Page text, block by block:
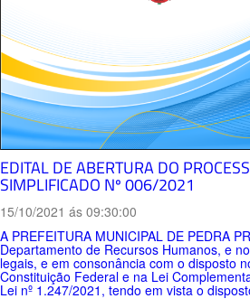
EDITAL DE ABERTURA DO
SIMPLIFICADO Nº 006/2021
15/10/2021 ás 09:30:00
A PREFEITURA MUNICIPAL DE PEDRA
Departamento de Recursos Humanos, e
legais, e em consonância com o disposto
Constituição Federal e na Lei
Lei nº 1.247/2021, tendo em vista o